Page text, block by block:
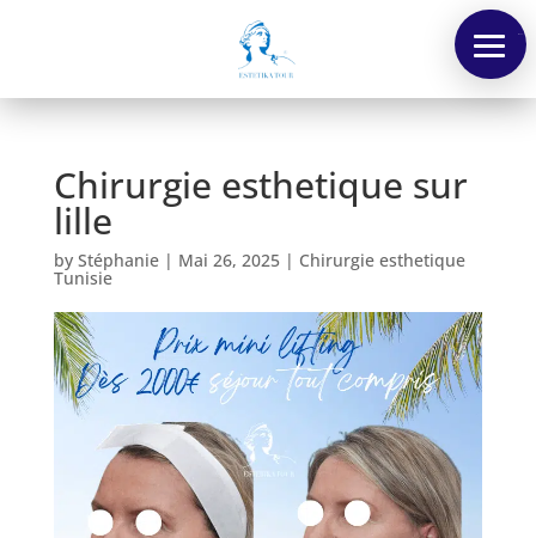
Chirurgie esthetique sur
lille
by Stéphanie| Mai 26, 2025| Chirurgie esthetique
Tunisie